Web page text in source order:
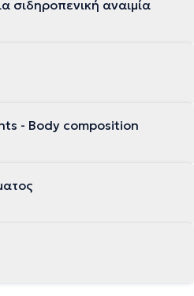
σιδηροπενική αναιμία
- Body composition